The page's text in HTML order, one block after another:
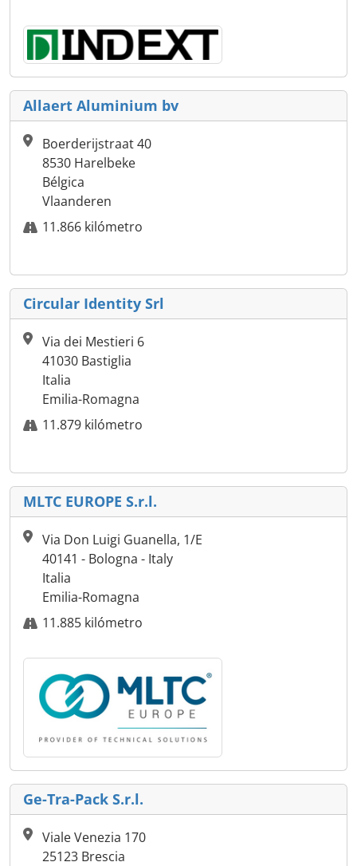
Allaert Aluminium bv
Boerderijstraat 40
8530 Harelbeke
Bélgica
Vlaanderen
11.866 kilómetro
Circular Identity Srl
Via dei Mestieri 6
41030 Bastiglia
Italia
Emilia-Romagna
11.879 kilómetro
MLTC EUROPE S.r.l.
Via Don Luigi Guanella, 1/E
40141 - Bologna - Italy
Italia
Emilia-Romagna
11.885 kilómetro
Ge-Tra-Pack S.r.l.
Viale Venezia 170
25123 Brescia